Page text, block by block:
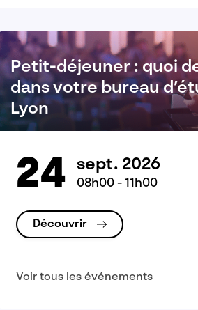
Petit-déjeuner : quoi
dans votre bureau
Lyon
24 sept. 2026
08h00 - 11h00
Découvrir
Voir tous les événements